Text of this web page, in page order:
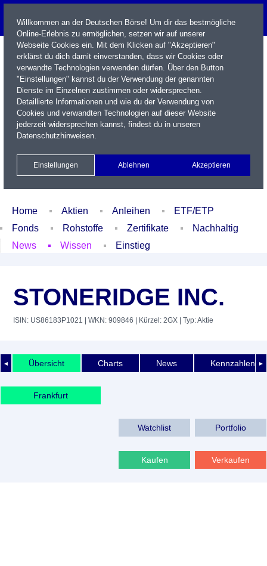
Name / WKN / ISIN / Kürzel
Xetra Realtime
Watchlist Portfolio Login
Home Aktien Anleihen
ETF/ETP
Fonds
Rohstoffe Zertifikate
Nachhaltig
News
Wissen Einstieg
STONERIDGE INC.
ISIN: US86183P1021 | WKN: 909846 | Kürzel: 2GX | Typ: Aktie
◄ ►
Übersicht Charts News Kennzahlen
Frankfurt
Watchlist Portfolio
Kaufen Verkaufen
Willkommen an der Deutschen Börse! Um dir das bestmögliche
Online-Erlebnis zu ermöglichen, setzen wir auf unserer
Webseite Cookies ein. Mit dem Klicken auf "Akzeptieren"
erklärst du dich damit einverstanden, dass wir Cookies oder
verwandte Technologien verwenden dürfen. Über den Button
"Einstellungen" kannst du der Verwendung der genannten
Dienste im Einzelnen zustimmen oder widersprechen.
Detaillierte Informationen und wie du der Verwendung von
Cookies und verwandten Technologien auf dieser Website
jederzeit widersprechen kannst, findest du in unseren
Datenschutzhinweisen.
Einstellungen Ablehnen Akzeptieren